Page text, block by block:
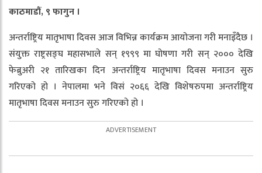
काठमाडौं, ९ फागुन ।
अन्तर्राष्ट्रिय मातृभाषा दिवस आज विभिन्न कार्यक्रम आयोजना गरी मनाइँदैछ ।
संयुक्त राष्ट्रसङ्घ महासभाले सन् १९९९ मा घोषणा गरी सन् २००० देखि
फेब्रुअरी २१ तारिखका दिन अन्तर्राष्ट्रिय मातृभाषा दिवस मनाउन सुरु
गरिएको हो । नेपालमा भने विसं २०६६ देखि विशेषरुपमा अन्तर्राष्ट्रिय
मातृभाषा दिवस मनाउन सुरु गरिएको हो ।